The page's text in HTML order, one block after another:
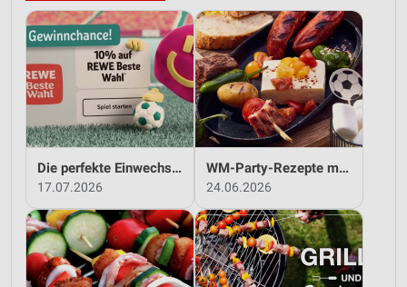
Die perfekte Einwechslung: Dein Fan-Bonus!*
17.07.2026
WM-Party-Rezepte mit REWE!
24.06.2026